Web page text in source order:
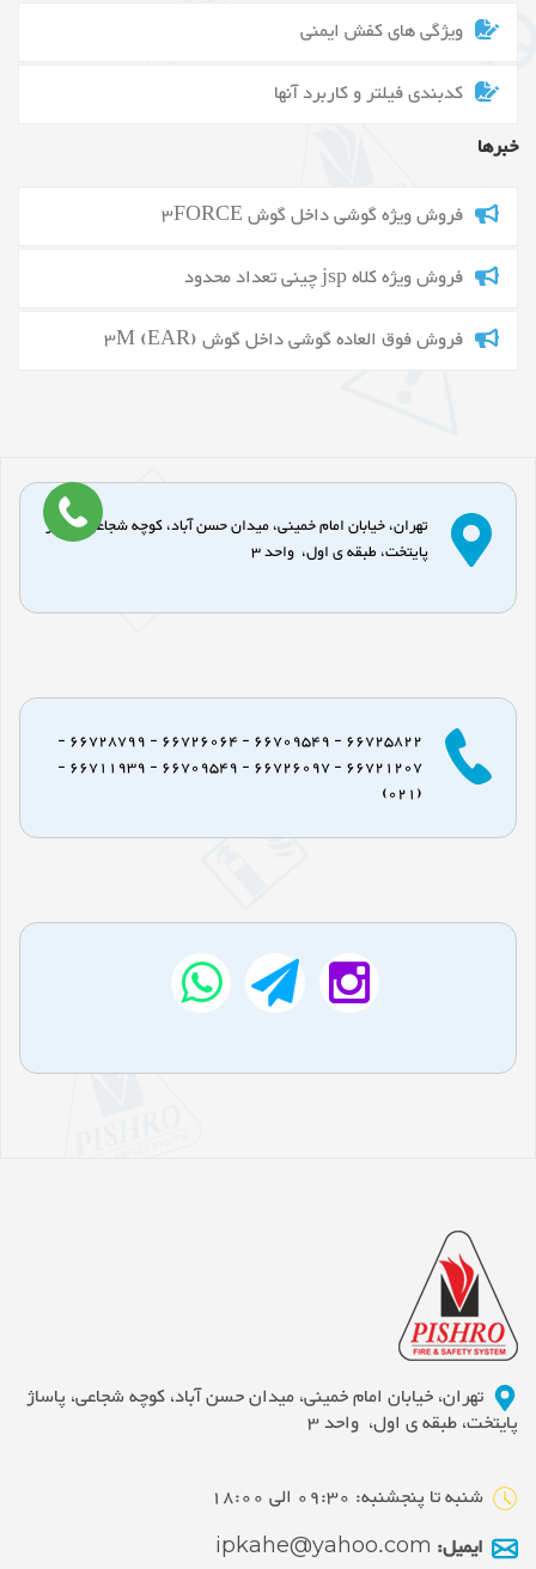
ویژگی های کفش ایمنی
کدبندی فیلتر و کاربرد آنها
خبرها
فروش ویژه گوشی داخل گوش 3FORCE
فروش ویژه کلاه jsp چینی تعداد محدود
فروش فوق العاده گوشی داخل گوش 3M (EAR)
تهران، خیابان امام خمینی، میدان حسن آباد، کوچه شجاعی، پاساژ
پایتخت، طبقه ی اول، واحد 3
66725822 - 66709549 - 66726064 - 66728799 -
66721207 - 66726097 - 66709549 - 66711939 -
(021)
تهران، خیابان امام خمینی، میدان حسن آباد، کوچه شجاعی، پاساژ
پایتخت، طبقه ی اول، واحد 3
شنبه تا پنجشنبه: 09:30 الی 18:00
ایمیل: